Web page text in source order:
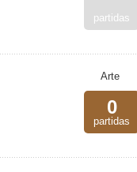
partidas
Arte
0
partidas